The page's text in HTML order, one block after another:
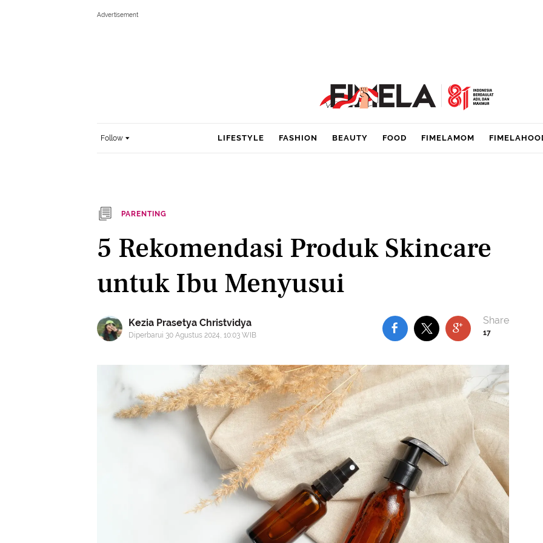
Follow LIFESTYLE FASHION BEAUTY FOOD FIMELAMOM
PARENTING
5 Rekomendasi Produk Skincare
untuk Ibu Menyusui
Kezia Prasetya Christvidya
Diperbarui 30 Agustus 2024, 10:03 WIB 17